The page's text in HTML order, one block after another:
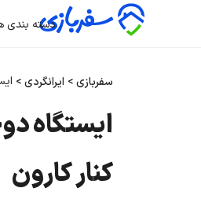
دسته بندی
سفربازی> ایرانگردی>
ایستگاه
کنار کارون